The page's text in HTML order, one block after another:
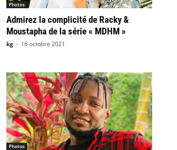
Photos
Admirez la complicité de Racky &
Moustapha de la série « MDHM »
kg - 16 octobre 2021
Photos